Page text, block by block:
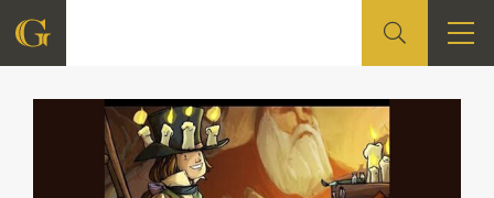
FUNDACIÓN
QUIENES SOMOS